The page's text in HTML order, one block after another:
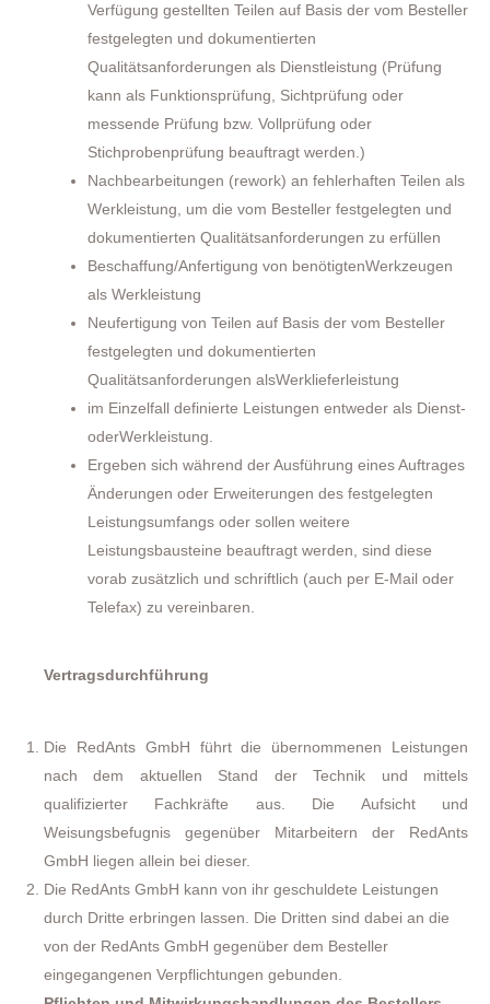
Verfügung gestellten Teilen auf Basis der vom Besteller
festgelegten und dokumentierten
Qualitätsanforderungen als Dienstleistung (Prüfung
kann als Funktionsprüfung, Sichtprüfung oder
messende Prüfung bzw. Vollprüfung oder
Stichprobenprüfung beauftragt werden.)
Nachbearbeitungen (rework) an fehlerhaften Teilen als
Werkleistung, um die vom Besteller festgelegten und
dokumentierten Qualitätsanforderungen zu erfüllen
Beschaffung/Anfertigung von benötigtenWerkzeugen
als Werkleistung
Neufertigung von Teilen auf Basis der vom Besteller
festgelegten und dokumentierten
Qualitätsanforderungen alsWerklieferleistung
im Einzelfall definierte Leistungen entweder als Dienst-
oderWerkleistung.
Ergeben sich während der Ausführung eines Auftrages
Änderungen oder Erweiterungen des festgelegten
Leistungsumfangs oder sollen weitere
Leistungsbausteine beauftragt werden, sind diese
vorab zusätzlich und schriftlich (auch per E-Mail oder
Telefax) zu vereinbaren.
Vertragsdurchführung
Die RedAnts GmbH führt die übernommenen Leistungen
nach dem aktuellen Stand der Technik und mittels
qualifizierter Fachkräfte aus. Die Aufsicht und
Weisungsbefugnis gegenüber Mitarbeitern der RedAnts
GmbH liegen allein bei dieser.
Die RedAnts GmbH kann von ihr geschuldete Leistungen
durch Dritte erbringen lassen. Die Dritten sind dabei an die
von der RedAnts GmbH gegenüber dem Besteller
eingegangenen Verpflichtungen gebunden.